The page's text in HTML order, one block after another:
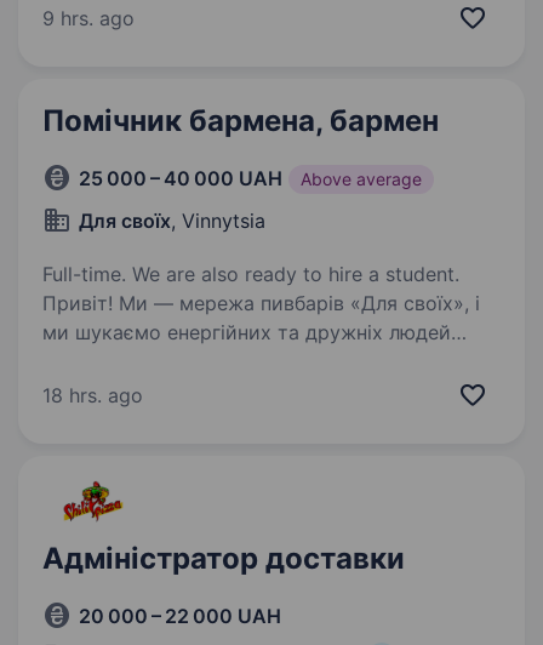
та швидка віддача страв
9 hrs. ago
Помічник бармена, бармен
25 000 – 40 000 UAH Above average
Для своїх, Vinnytsia
Full-time. We are also ready to hire a student.
Привіт! Ми — мережа пивбарів «Для своїх», і
ми шукаємо енергійних та дружніх людей
працювати в атмосфері живого спілкування,
18 hrs. ago
Адміністратор доставки
20 000 – 22 000 UAH